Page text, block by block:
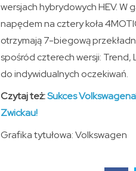
wersjach hybrydowych HEV. W
napędem na cztery koła
otrzymają 7-biegową
spośród czterech wersji: Trend,
do indywidualnych oczekiwań.
Czytaj też:Sukces
Zwickau!
Grafika tytułowa: Volkswagen